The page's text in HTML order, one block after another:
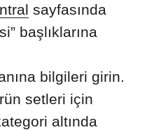
sayfasında
başlıklarına
bilgileri girin.
setleri için
altında